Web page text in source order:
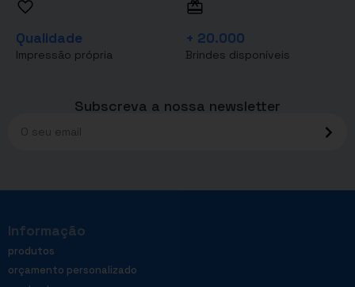
Qualidade
Impressão própria
+ 20.000
Brindes disponíveis
Subscreva a nossa newsletter
Informação
produtos
orçamento personalizado